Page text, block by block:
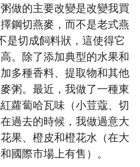
做的主要改變是改變我買
鋼切燕麥，而不是老式燕
是切成飼料狀，這使得它
。除了添加典型的水果和
多種香料、提取物和其他
粥。最近，我做了一種東
蘿蔔哈瓦味（小荳蔻、切
過去的時候，我做過意大
果、橙皮和橙花水（在大
國際市場上有售）。